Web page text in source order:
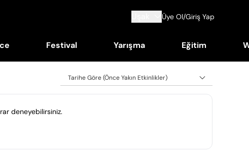
Üye Ol/Giriş Yap
Festival Yarışma Eğitim
Tarihe Göre (Önce Yakın Etkinlikler)
deneyebilirsiniz.